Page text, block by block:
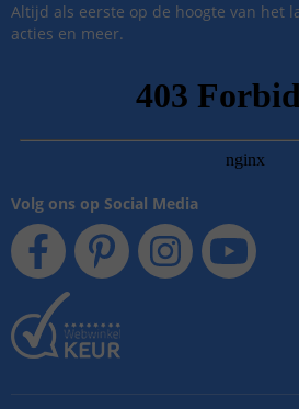
Altijd als eerste op de hoogte van het
acties en meer.
Volg ons op Social Media